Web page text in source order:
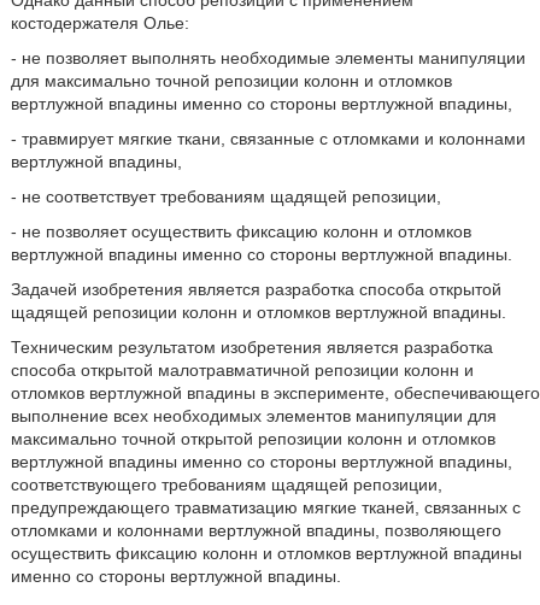
костодержателя Олье:
- не позволяет выполнять необходимые элементы манипуляции
для максимально точной репозиции колонн и отломков
вертлужной впадины именно со стороны вертлужной впадины,
- травмирует мягкие ткани, связанные с отломками и колоннами
вертлужной впадины,
- не соответствует требованиям щадящей репозиции,
- не позволяет осуществить фиксацию колонн и отломков
вертлужной впадины именно со стороны вертлужной впадины.
Задачей изобретения является разработка способа открытой
щадящей репозиции колонн и отломков вертлужной впадины.
Техническим результатом изобретения является разработка
способа открытой малотравматичной репозиции колонн и
отломков вертлужной впадины в эксперименте, обеспечивающего
выполнение всех необходимых элементов манипуляции для
максимально точной открытой репозиции колонн и отломков
вертлужной впадины именно со стороны вертлужной впадины,
соответствующего требованиям щадящей репозиции,
предупреждающего травматизацию мягкие тканей, связанных с
отломками и колоннами вертлужной впадины, позволяющего
осуществить фиксацию колонн и отломков вертлужной впадины
именно со стороны вертлужной впадины.